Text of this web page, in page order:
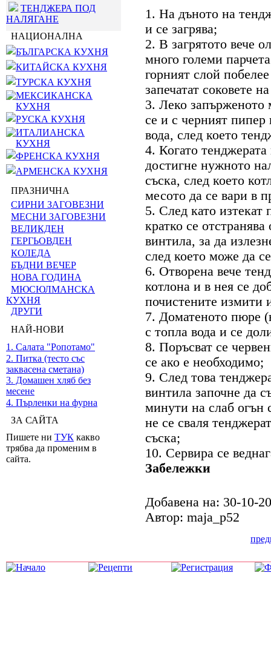
ТЕНДЖЕРА ПОД
НАЛЯГАНЕ
НАЦИОНАЛНА
БЪЛГАРСКА КУХНЯ
КИТАЙСКА КУХНЯ
ТУРСКА КУХНЯ
МЕКСИКАНСКА
КУХНЯ
РУСКА КУХНЯ
ИТАЛИАНСКА
КУХНЯ
ФРЕНСКА КУХНЯ
АРМЕНСКА КУХНЯ
ПРАЗНИЧНА
СИРНИ ЗАГОВЕЗНИ
МЕСНИ ЗАГОВЕЗНИ
ВЕЛИКДЕН
ГЕРГЬОВДЕН
КОЛЕДА
БЪДНИ ВЕЧЕР
НОВА ГОДИНА
МЮСЮЛМАНСКА
КУХНЯ
ДРУГИ
НАЙ-НОВИ
1. Салата "Ропотамо"
2. Питка (тесто със
заквасена сметана)
3. Домашен хляб без
месене
4. Пърленки на фурна
ЗА САЙТА
Пишете ни ТУК какво
трябва да променим в
сайта.
1. На дъното на
и се загрява;
2. В загрятото вече
много големи
горният слой
запечатат соковете
3. Леко запърженото
се и с черният пипер
вода, след което
4. Когато тенджерата
достигне нужното
съска, след което
месото да се вари в
5. След като изтекат
кратко се
винтила, за да
след което може да
6. Отворена вече
котлона и в нея се
почистените измити
7. Доматеното пюре
с топла вода и се
8. Поръсват се
се ако е необходимо;
9. След това
винтила започне да
минути на слаб огън
не се сваля
съска;
10. Сервира се
Забележки
Добавена на: 30-10-
Автор: maja_p52